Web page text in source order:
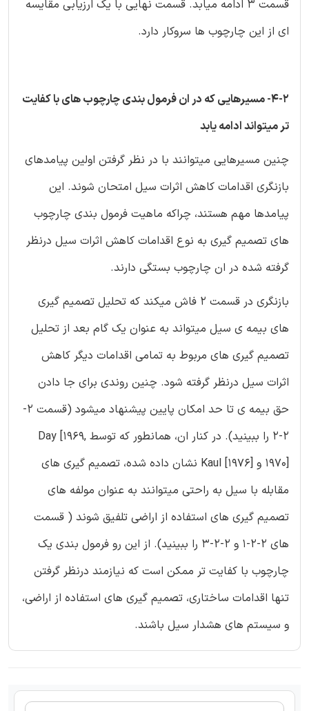
قسمت 3 ادامه میابد. قسمت نهایی با یک ارزیابی مقایسه
ای از این چارچوب ها سروکار دارد.
4-2- مسیرهایی که در ان فرمول بندی چارچوب های با کفایت
تر میتواند ادامه یابد
چنین مسیرهایی میتوانند با در نظر گرفتن اولین پیامدهای
بازنگری اقدامات کاهش اثرات سیل امتحان شوند. این
پیامدها مهم هستند، چراکه ماهیت فرمول بندی چارچوب
های تصمیم گیری به نوع اقدامات کاهش اثرات سیل درنظر
گرفته شده در ان چارچوب بستگی دارند.
بازنگری در قسمت 2 فاش میکند که تحلیل تصمیم گیری
های بیمه ی سیل میتواند به عنوان یک گام بعد از تحلیل
تصمیم گیری های مربوط به تمامی اقدامات دیگر کاهش
اثرات سیل درنظر گرفته شود. چنین روندی برای جا دادن
حق بیمه ی تا حد امکان پایین پیشنهاد میشود (قسمت 2-
2-2 را ببینید). در کنار ان، همانطور که توسط Day [1969,
1970] و Kaul [1976] نشان داده شده، تصمیم گیری های
مقابله با سیل به راحتی میتوانند به عنوان مولفه های
تصمیم گیری های استفاده از اراضی تلفیق شوند ( قسمت
های 2-2-1 و 2-2-3 را ببینید). از این رو فرمول بندی یک
چارچوب با کفایت تر ممکن است که نیازمند درنظر گرفتن
تنها اقدامات ساختاری، تصمیم گیری های استفاده از اراضی،
و سیستم های هشدار سیل باشند.